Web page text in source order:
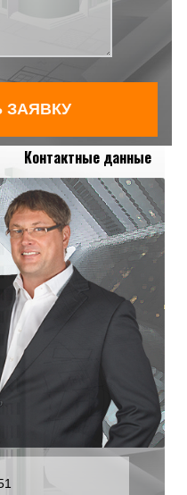
Контактные данные